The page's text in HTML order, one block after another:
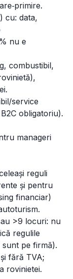
cu: data,
nu e
combustibil,
service
obligatoriu).
manageri
reguli
și pentru
financiar)
>9 locuri: nu
regulile
sunt pe firmă).
fără TVA;
rovinietei.